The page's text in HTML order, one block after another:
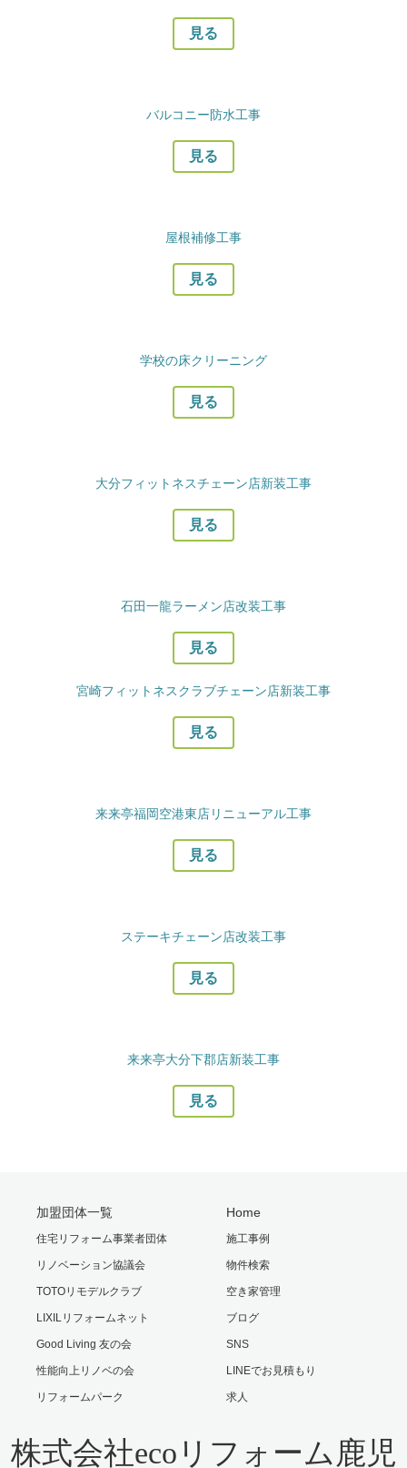
見る
バルコニー防水工事
見る
屋根補修工事
見る
学校の床クリーニング
見る
大分フィットネスチェーン店新装工事
見る
石田一龍ラーメン店改装工事
見る
宮崎フィットネスクラブチェーン店新装工事
見る
来来亭福岡空港東店リニューアル工事
見る
ステーキチェーン店改装工事
見る
来来亭大分下郡店新装工事
見る
加盟団体一覧
住宅リフォーム事業者団体
リノベーション協議会
TOTOリモデルクラブ
LIXILリフォームネット
Good Living 友の会
性能向上リノベの会
リフォームパーク
Home
施工事例
物件検索
空き家管理
ブログ
SNS
LINEでお見積もり
求人
株式会社ecoリフォーム鹿児